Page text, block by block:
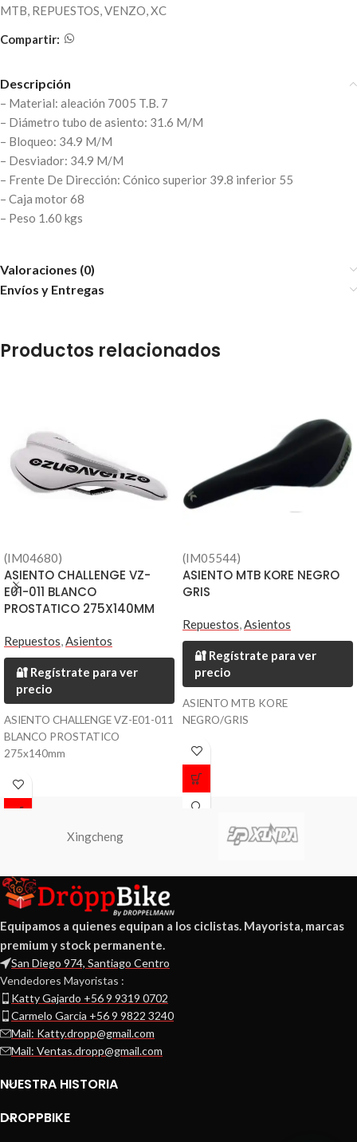
MTB, REPUESTOS,VENZO,XC
Compartir:
Descripción
– Material: aleación 7005 T.B. 7
– Diámetro tubo de asiento: 31.6 M/M
– Bloqueo: 34.9 M/M
– Desviador: 34.9 M/M
– Frente De Dirección: Cónico superior 39.8 inferior 55
– Caja motor 68
– Peso 1.60 kgs
Valoraciones (0)
Envíos y Entregas
Productos relacionados
(IM04680)
ASIENTO CHALLENGE VZ-
E01-011 BLANCO
PROSTATICO 275X140MM
Repuestos,Asientos
🔐 Regístrate para ver
precio
ASIENTO CHALLENGE VZ-E01-011
BLANCO PROSTATICO
275x140mm
(IM05544)
ASIENTO MTB KORE NEGRO
GRIS
Repuestos,Asientos
🔐 Regístrate para ver
precio
ASIENTO MTB KORE
NEGRO/GRIS
Xingcheng
Equipamos a quienes equipan a los ciclistas. Mayorista, marcas
premium y stock permanente.
San Diego 974, Santiago Centro
Vendedores Mayoristas :
Katty Gajardo +56 9 9319 0702
Carmelo Garcia +56 9 9822 3240
Mail: Katty.dropp@gmail.com
Mail: Ventas.dropp@gmail.com
NUESTRA HISTORIA
DROPPBIKE